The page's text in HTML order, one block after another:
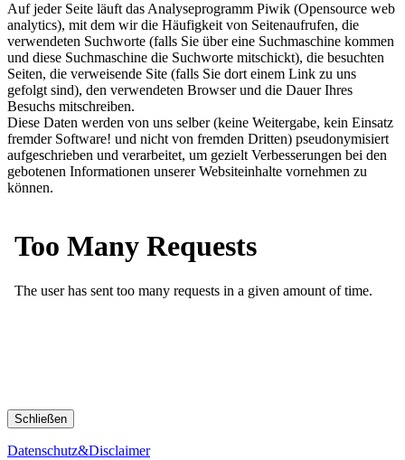
Auf jeder Seite läuft das Analyseprogramm Piwik (Opensource web
analytics), mit dem wir die Häufigkeit von Seitenaufrufen, die
verwendeten Suchworte (falls Sie über eine Suchmaschine kommen
und diese Suchmaschine die Suchworte mitschickt), die besuchten
Seiten, die verweisende Site (falls Sie dort einem Link zu uns
gefolgt sind), den verwendeten Browser und die Dauer Ihres
Besuchs mitschreiben.
Diese Daten werden von uns selber (keine Weitergabe, kein Einsatz
fremder Software! und nicht von fremden Dritten) pseudonymisiert
aufgeschrieben und verarbeitet, um gezielt Verbesserungen bei den
gebotenen Informationen unserer Websiteinhalte vornehmen zu
können.
Schließen
Datenschutz&Disclaimer